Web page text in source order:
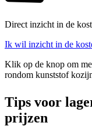
Direct inzicht in de
Ik wil inzicht in de
Klik op de knop om
rondom kunststof
Tips voor
prijzen